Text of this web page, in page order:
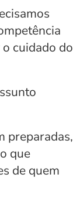
cuidado do
preparadas,
que
de quem